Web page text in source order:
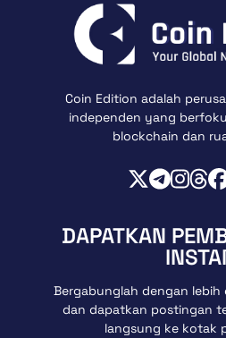
Coin Edition adalah
independen yang
blockchain dan
DAPATKAN
Bergabunglah dengan lebih
dan dapatkan postingan
langsung ke kotak